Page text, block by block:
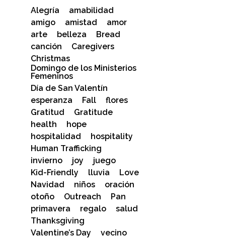
Alegría
amabilidad
amigo
amistad
amor
arte
belleza
Bread
canción
Caregivers
Christmas
Domingo de los Ministerios
Femeninos
Día de San Valentín
esperanza
Fall
flores
Gratitud
Gratitude
health
hope
hospitalidad
hospitality
Human Trafficking
invierno
joy
juego
Kid-Friendly
lluvia
Love
Navidad
niños
oración
otoño
Outreach
Pan
primavera
regalo
salud
Thanksgiving
Valentine’s Day
vecino